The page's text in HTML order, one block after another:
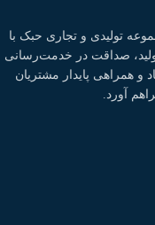
تولیدی و تجاری حبک با
صداقت در خدمت‌رسانی
و همراهی پایدار مشتریان
آورد.